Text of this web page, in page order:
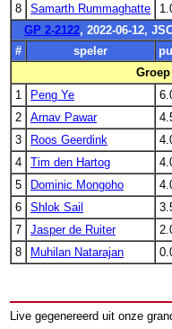
8
Samarth Rummaghatte
GP 2-2122, 2022-06-12,
#
speler
Groep
1
Peng Ye
2
Arnav Pawar
3
Roos Geerdink
4
Tim den Hartog
5
Dominic Mongoho
6
Shlok Sail
7
Jasper de Ruiter
8
Muhilan Natarajan
Live gegenereerd uit onze